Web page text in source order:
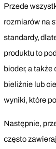
Przede
rozmiarów na
standardy,
produktu to
bioder, a także
bieliźnie lub
wyniki, które
Następnie,
często